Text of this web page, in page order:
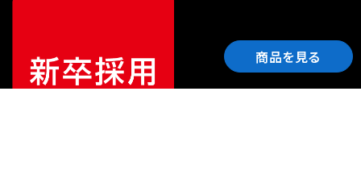
商品を見る